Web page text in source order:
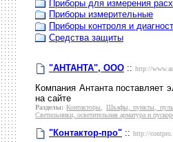
Приборы для измерения
Приборы измерительные
Приборы контроля и
Средства защиты
"АНТАНТА", ООО :: http://
Компания Антанта поставляет
на сайте
Разделы: Контакторы, Шкафы, пункты,
Светильники, осветительная арматура и
"Контактор-про" :: http://